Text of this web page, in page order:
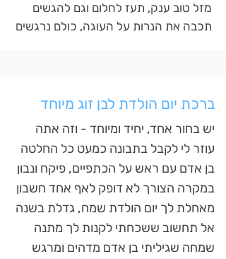
מזל טוב ענק, תעז לחלום וגם להגשים
תכבה את הנרות על העוגה, כולם נרגשים
ברכת יום הולדת לבן זוג מיוחד
יש בחור אחד, יחיד ומיוחד - וזה אתה
עוזר לי לקבל בתבונה כמעט כל החלטה
בן אדם עם ראש על הכתפיים, פיקח ונבון
במקרה הצורך לא דופק לאף אחד חשבון
מאחלת לך יום הולדת שמח, גדלת בשנה
אל תחשוב ששכחתי לקנות לך מתנה
שמחה שגיליתי בן אדם מדהים ומרגש